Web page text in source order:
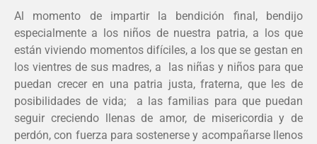
Al momento de impartir la bendición final, bendijo
especialmente a los niños de nuestra patria, a los que
están viviendo momentos difíciles, a los que se gestan en
los vientres de sus madres, a las niñas y niños para que
puedan crecer en una patria justa, fraterna, que les de
posibilidades de vida; a las familias para que puedan
seguir creciendo llenas de amor, de misericordia y de
perdón, con fuerza para sostenerse y acompañarse llenos